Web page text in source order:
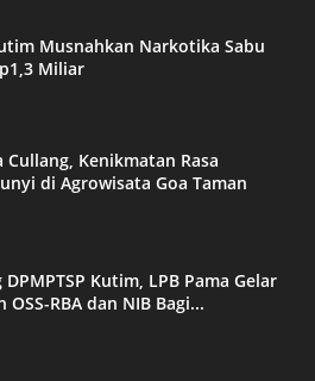
Musnahkan Narkotika Sabu
Miliar
Cullang, Kenikmatan Rasa
di Agrowisata Goa Taman
DPMPTSP Kutim, LPB Pama Gelar
OSS-RBA dan NIB Bagi...